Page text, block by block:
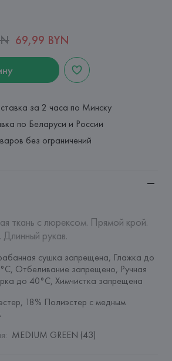
69,99 BYN
за 2 часа по Минску
по Беларуси и России
без ограничений
ткань с люрексом. Прямой крой.
рукав.
сушка запрещена, Глажка до
Отбеливание запрещено, Ручная
до 40°C, Химчистка запрещена
18% Полиэстер с медным
: MEDIUM GREEN (43)